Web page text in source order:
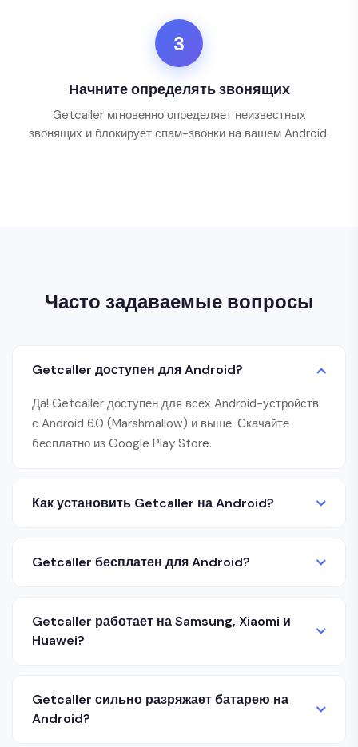
3
Начните определять звонящих
Getcaller мгновенно определяет неизвестных
звонящих и блокирует спам-звонки на вашем Android.
Часто задаваемые вопросы
Getcaller доступен для Android?
Да! Getcaller доступен для всех Android-устройств
с Android 6.0 (Marshmallow) и выше. Скачайте
бесплатно из Google Play Store.
Как установить Getcaller на Android?
Getcaller бесплатен для Android?
Getcaller работает на Samsung, Xiaomi и
Huawei?
Getcaller сильно разряжает батарею на
Android?